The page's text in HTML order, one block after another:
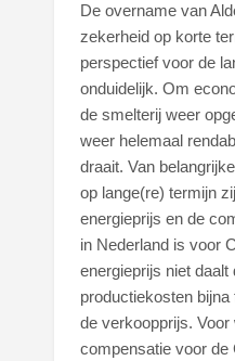
De overname van
zekerheid op korte
perspectief voor de
onduidelijk. Om
de smelterij weer
weer helemaal
draait. Van
op lange(re) termijn
energieprijs en de
in Nederland is voor
energieprijs niet daalt
productiekosten
de verkoopprijs. Voor
compensatie voor de